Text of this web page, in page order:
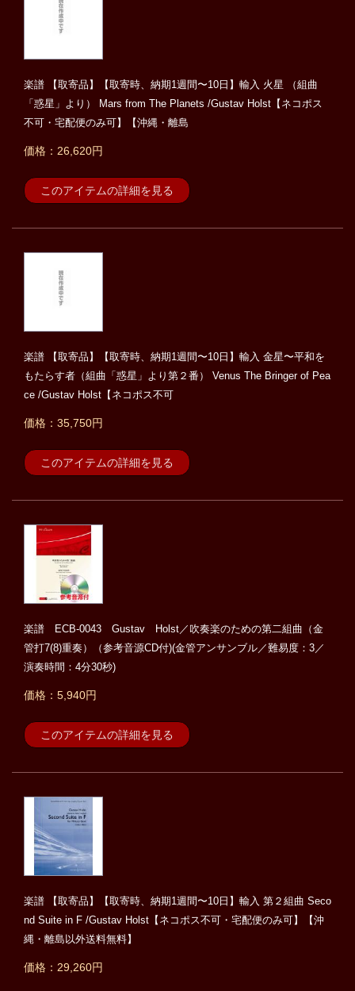
楽譜 【取寄品】【取寄時、納期1週間〜10日】輸入 火星 （組曲
「惑星」より） Mars from The Planets /Gustav Holst【ネコポス
不可・宅配便のみ可】【沖縄・離島
価格：26,620円
このアイテムの詳細を見る
楽譜 【取寄品】【取寄時、納期1週間〜10日】輸入 金星〜平和を
もたらす者（組曲「惑星」より第２番） Venus The Bringer of Pea
ce /Gustav Holst【ネコポス不可
価格：35,750円
このアイテムの詳細を見る
楽譜 ECB-0043 Gustav Holst／吹奏楽のための第二組曲（金
管打7(8)重奏）（参考音源CD付)(金管アンサンブル／難易度：3／
演奏時間：4分30秒)
価格：5,940円
このアイテムの詳細を見る
楽譜 【取寄品】【取寄時、納期1週間〜10日】輸入 第２組曲 Seco
nd Suite in F /Gustav Holst【ネコポス不可・宅配便のみ可】【沖
縄・離島以外送料無料】
価格：29,260円